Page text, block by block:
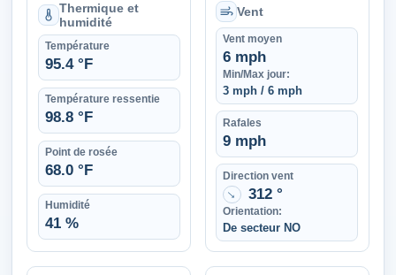
Thermique et
humidité
Température
95.4 °F
Température ressentie
98.8 °F
Point de rosée
68.0 °F
Humidité
41 %
Vent
Vent moyen
6 mph
Min/Max jour:
3 mph / 6 mph
Rafales
9 mph
Direction vent
↑ 312 °
Orientation:
De secteur NO